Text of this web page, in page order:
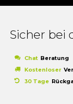
Sicher bei
Chat Beratung
Kostenloser
30 Tage